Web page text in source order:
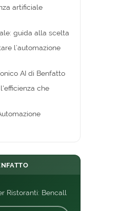
artificiale
guida alla scelta
l’automazione
AI di Benfatto
che
Ristoranti: Bencall